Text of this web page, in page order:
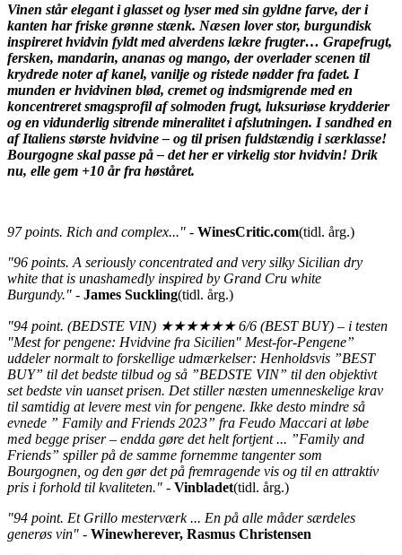
Vinen står elegant i glasset og lyser med sin gyldne farve, der i
kanten har friske grønne stænk. Næsen lover stor, burgundisk
inspireret hvidvin fyldt med alverdens lækre frugter… Grapefrugt,
fersken, mandarin, ananas og mango, der overlader scenen til
krydrede noter af kanel, vanilje og ristede nødder fra fadet. I
munden er hvidvinen blød, cremet og indsmigrende med en
koncentreret smagsprofil af solmoden frugt, luksuriøse krydderier
og en vidunderlig sitrende mineralitet i afslutningen. I sandhed en
af Italiens største hvidvine – og til prisen fuldstændig i særklasse!
Bourgogne skal passe på – det her er virkelig stor hvidvin! Drik
nu, elle gem +10 år fra høståret.
97 points. Rich and complex..." - WinesCritic.com(tidl. årg.)
"96 points. A seriously concentrated and very silky Sicilian dry
white that is unashamedly inspired by Grand Cru white
Burgundy." - James Suckling(tidl. årg.)
"94 point. (BEDSTE VIN) ★★★★★★ 6/6 (BEST BUY) – i testen
"Mest for pengene: Hvidvine fra Sicilien" Mest-for-Pengene”
uddeler normalt to forskellige udmærkelser: Henholdsvis ”BEST
BUY” til det bedste tilbud og så ”BEDSTE VIN” til den objektivt
set bedste vin uanset prisen. Det stiller næsten umenneskelige krav
til samtidig at levere mest vin for pengene. Ikke desto mindre så
evnede ” Family and Friends 2023” fra Feudo Maccari at løbe
med begge priser – endda gøre det helt fortjent ... ”Family and
Friends” spiller på de samme fornemme tangenter som
Bourgognen, og den gør det på fremragende vis og til en attraktiv
pris i forhold til kvaliteten." - Vinbladet(tidl. årg.)
"94 point. Et Grillo mesterværk ... En på alle måder særdeles
generøs vin" - Winewherever, Rasmus Christensen